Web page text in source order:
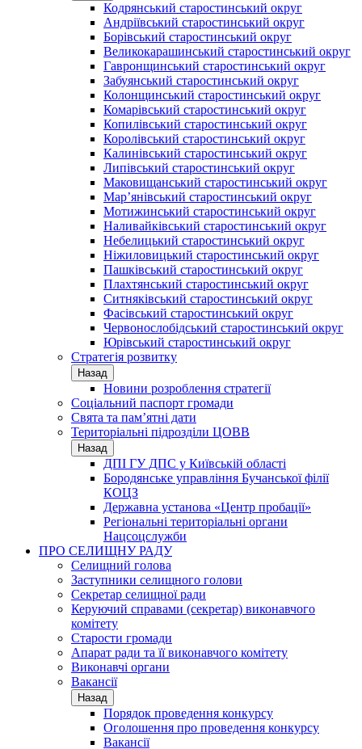
Кодрянський старостинський округ
Андріївський старостинський округ
Борівський старостинський округ
Великокарашинський старостинський округ
Гавронщинський старостинський округ
Забуянський старостинський округ
Колонщинський старостинський округ
Комарівський старостинський округ
Копилівський старостинський округ
Королівський старостинський округ
Калинівський старостинський округ
Липівський старостинський округ
Маковищанський старостинський округ
Мар’янівський старостинський округ
Мотижинський старостинський округ
Наливайківський старостинський округ
Небелицький старостинський округ
Ніжиловицький старостинський округ
Пашківський старостинський округ
Плахтянський старостинський округ
Ситняківський старостинський округ
Фасівський старостинський округ
Червонослобідський старостинський округ
Юрівський старостинський округ
Стратегія розвитку
Назад
Новини розроблення стратегії
Соціальний паспорт громади
Свята та пам’ятні дати
Територіальні підрозділи ЦОВВ
Назад
ДПІ ГУ ДПС у Київській області
Бородянське управління Бучанської філії
КОЦЗ
Державна установа «Центр пробації»
Регіональні територіальні органи
Нацсоцслужби
ПРО СЕЛИЩНУ РАДУ
Селищний голова
Заступники селищного голови
Секретар селищної ради
Керуючий справами (секретар) виконавчого
комітету
Старости громади
Апарат ради та її виконавчого комітету
Виконавчі органи
Вакансії
Назад
Порядок проведення конкурсу
Оголошення про проведення конкурсу
Вакансії